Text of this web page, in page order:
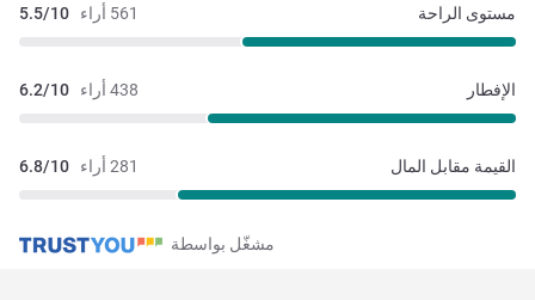
561 أراء 5.5/10 مستوى الراحة
438 أراء 6.2/10 الإفطار
281 أراء 6.8/10 القيمة مقابل المال
مشغّل بواسطة